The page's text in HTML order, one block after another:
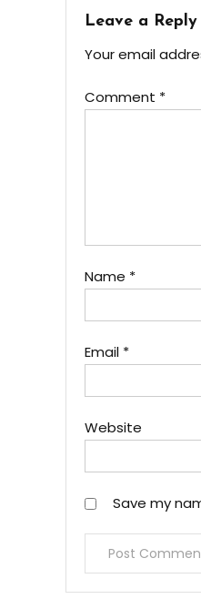
Leave a Reply
Your email
Comment *
Name *
Email *
Website
Save my